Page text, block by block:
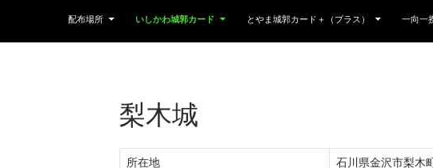
配布場所 いしかわ城郭カード とやま城郭カード＋（プラス） 一向一
梨木城
所在地 石川県金沢市梨木